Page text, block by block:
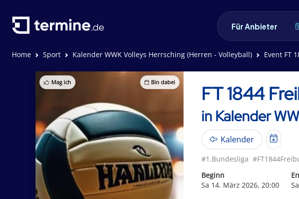
Für Anbieter
Home Sport Kalender WWK Volleys Herrsching (Herren - Volleyball) Event FT
Mag ich Bin dabei FT 1844
in Kalender
Kalender
#1.Bundesliga
Beginn
Sa 14. März 2026, 20:00